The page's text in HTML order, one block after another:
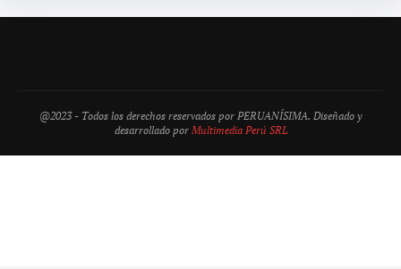
@2023 - Todos los derechos reservados por PERUANÍSIMA. Diseñado y
desarrollado por Multimedia Perú SRL